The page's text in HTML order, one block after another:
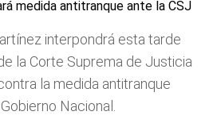
interpondrá esta tarde
la Corte Suprema de Justicia
la medida antitranque
Nacional.